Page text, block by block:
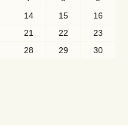
14 15
16
21 22
23
28 29
30